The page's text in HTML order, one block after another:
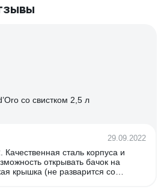
со свистком 2,5 л
29.09.2022
сталь корпуса и
открывать бачок на
крышка (не разварится со